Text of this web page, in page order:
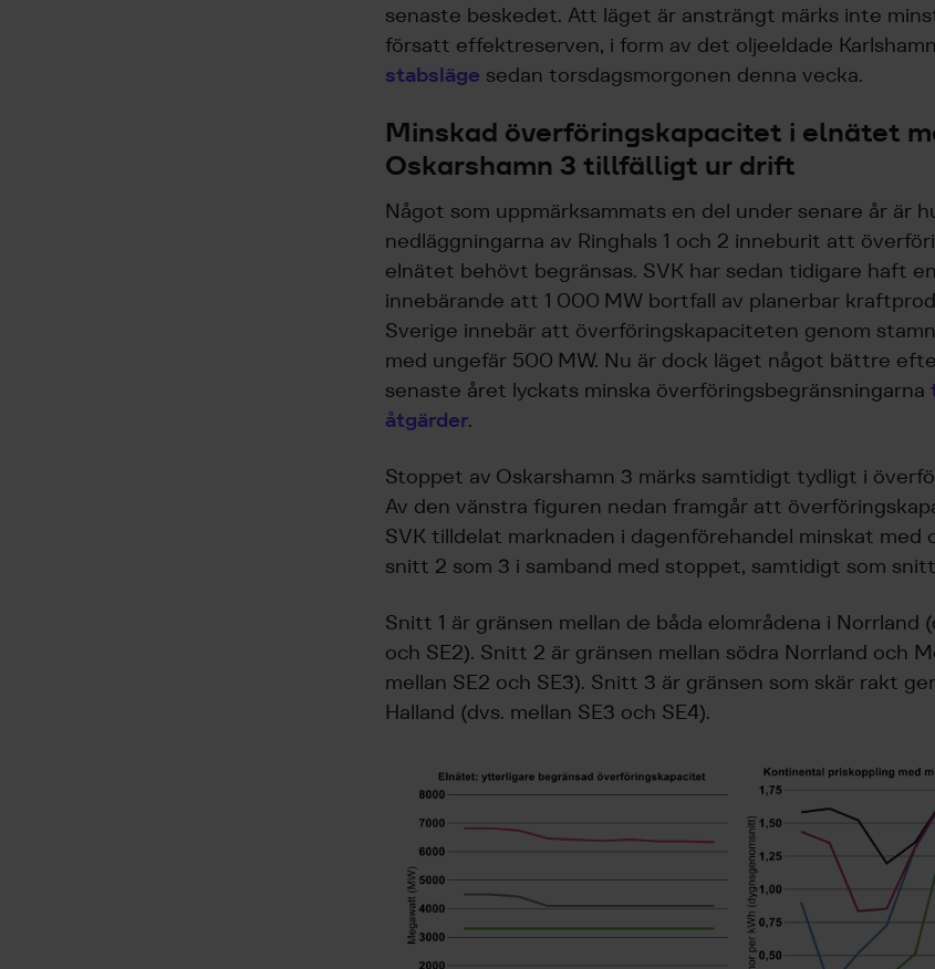
senaste beskedet. Att läget är ansträngt märks inte
försatt effektreserven, i form av det oljeeldade
stabsläge sedan torsdagsmorgonen denna vecka.
Minskad överföringskapacitet i elnätet
Oskarshamn 3 tillfälligt ur drift
Något som uppmärksammats en del under senare år är
nedläggningarna av Ringhals 1 och 2 inneburit att
elnätet behövt begränsas. SVK har sedan tidigare haft
innebärande att 1 000 MW bortfall av planerbar
Sverige innebär att överföringskapaciteten genom
med ungefär 500 MW. Nu är dock läget något bättre
senaste året lyckats minska överföringsbegränsningarna
åtgärder.
Stoppet av Oskarshamn 3 märks samtidigt tydligt i
Av den vänstra figuren nedan framgår att
SVK tilldelat marknaden i dagenförehandel minskat med
snitt 2 som 3 i samband med stoppet, samtidigt som
Snitt 1 är gränsen mellan de båda elområdena i Norrland
och SE2). Snitt 2 är gränsen mellan södra Norrland och
mellan SE2 och SE3). Snitt 3 är gränsen som skär rakt
Halland (dvs. mellan SE3 och SE4).